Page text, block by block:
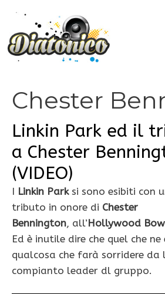
contenuto
Chester
Linkin Park ed il
a Chester
(VIDEO)
I Linkin Parksi sono esibiti con
tributo in onore di Chester
Bennington, all’Hollywood
Ed è inutile dire che quel che
qualcosa che farà sorridere da
compianto leader dl gruppo.